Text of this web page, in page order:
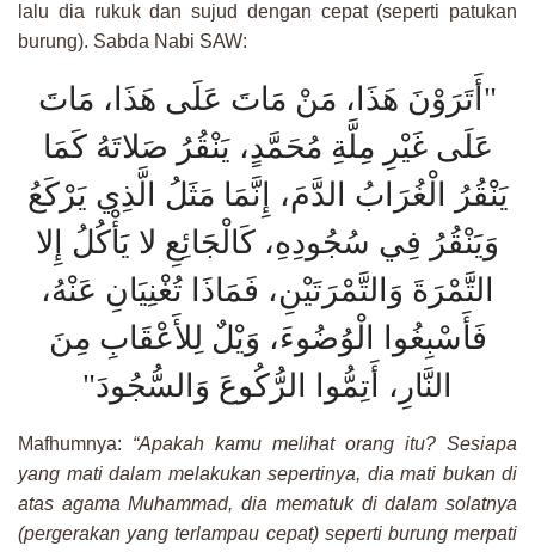
lalu dia rukuk dan sujud dengan cepat (seperti patukan
burung). Sabda Nabi SAW:
" أَتَرَوْنَ هَذَا، مَنْ مَاتَ عَلَى هَذَا، مَاتَ
عَلَى غَيْرِ مِلَّةِ مُحَمَّدٍ، يَنْقُرُ صَلاتَهُ كَمَا
يَنْقُرُ الْغُرَابُ الدَّمَ، إِنَّمَا مَثَلُ الَّذِي يَرْكَعُ
وَيَنْقُرُ فِي سُجُودِهِ، كَالْجَائِعِ لا يَأْكُلُ إِلا
التَّمْرَةَ وَالتَّمْرَتَيْنِ، فَمَاذَا تُغْنِيَانِ عَنْهُ،
فَأَسْبِغُوا الْوُضُوءَ، وَيْلٌ لِلأَعْقَابِ مِنَ
النَّارِ، أَتِمُّوا الرُّكُوعَ وَالسُّجُودَ"
Mafhumnya: “Apakah kamu melihat orang itu? Sesiapa
yang mati dalam melakukan sepertinya, dia mati bukan di
atas agama Muhammad, dia mematuk di dalam solatnya
(pergerakan yang terlampau cepat) seperti burung merpati